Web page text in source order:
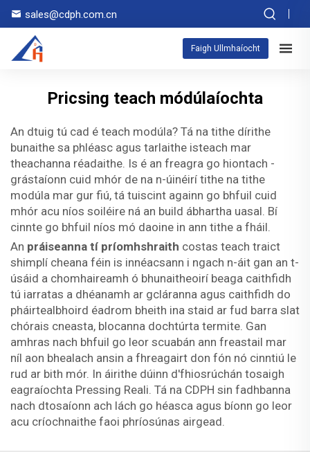
sales@cdph.com.cn
Faigh Ullmhaíocht
Pricsing teach módúlaíochta
An dtuig tú cad é teach modúla? Tá na tithe dírithe
bunaithe sa phléasc agus tarlaithe isteach mar
theachanna réadaithe. Is é an freagra go hiontach -
grástaíonn cuid mhór de na n-úinéirí tithe na tithe
modúla mar gur fiú, tá tuiscint againn go bhfuil cuid
mhór acu níos soiléire ná an build ábhartha uasal. Bí
cinnte go bhfuil níos mó daoine in ann tithe a fháil.
An práiseanna tí príomhshraith costas teach traict
shimplí cheana féin is innéacsann i ngach n-áit gan an t-
úsáid a chomhaireamh ó bhunaitheoirí beaga caithfidh
tú iarratas a dhéanamh ar gcláranna agus caithfidh do
pháirtealbhoird éadrom bheith ina staid ar fud barra slat
chórais cneasta, blocanna dochtúrta termite. Gan
amhras nach bhfuil go leor scuabán ann freastail mar
níl aon bhealach ansin a fhreagairt don fón nó cinntiú le
rud ar bith mór. In áirithe dúinn d'fhiosrúchán tosaigh
eagraíochta Pressing Reali. Tá na CDPH sin fadhbanna
nach dtosaíonn ach lách go héasca agus bíonn go leor
acu críochnaithe faoi phríosúnas airgead.